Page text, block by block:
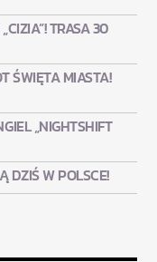
TRASA 30
ŚWIĘTA MIASTA!
„NIGHTSHIFT
DZIŚ W POLSCE!